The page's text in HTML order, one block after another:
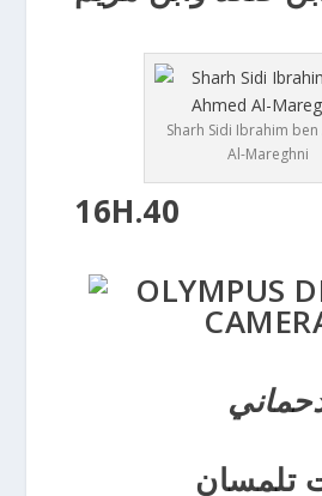
Sharh Sidi Ibrahim
Al-Mareghni
16H.40